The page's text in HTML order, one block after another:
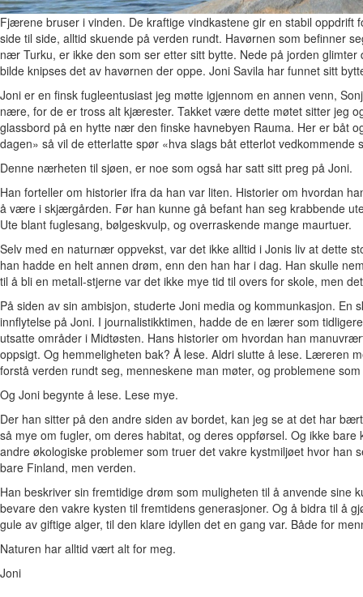
Fjærene bruser i vinden. De kraftige vindkastene gir en stabil oppdrift
side til side, alltid skuende på verden rundt. Havørnen som befinner
nær Turku, er ikke den som ser etter sitt bytte. Nede på jorden glimter
bilde knipses det av havørnen der oppe. Joni Savila har funnet sitt
Joni er en finsk fugleentusiast jeg møtte igjennom en annen venn,
nære, for de er tross alt kjærester. Takket være dette møtet sitter jeg
glassbord på en hytte nær den finske havnebyen Rauma. Her er båt
dagen» så vil de etterlatte spør «hva slags båt etterlot
Denne nærheten til sjøen, er noe som også har satt sitt preg på Joni.
Han forteller om historier ifra da han var liten. Historier om hvordan
å være i skjærgården. Før han kunne gå befant han seg krabbende
Ute blant fuglesang, bølgeskvulp, og overraskende mange maurtuer.
Selv med en naturnær oppvekst, var det ikke alltid i Jonis liv at dette
han hadde en helt annen drøm, enn den han har i dag. Han skulle
til å bli en metall-stjerne var det ikke mye tid til overs for skole, men
På siden av sin ambisjon, studerte Joni media og kommunkasjon. En
innflytelse på Joni. I journalistikktimen, hadde de en lærer som
utsatte områder i Midtøsten. Hans historier om hvordan han
oppsigt. Og hemmeligheten bak? Å lese. Aldri slutte å lese. Læreren
forstå verden rundt seg, menneskene man møter, og problemene
Og Joni begynte å lese. Lese mye.
Der han sitter på den andre siden av bordet, kan jeg se at det har
så mye om fugler, om deres habitat, og deres oppførsel. Og ikke
andre økologiske problemer som truer det vakre kystmiljøet hvor han
bare Finland, men verden.
Han beskriver sin fremtidige drøm som muligheten til å anvende sine
bevare den vakre kysten til fremtidens generasjoner. Og å bidra til å
gule av giftige alger, til den klare idyllen det en gang var. Både for
Naturen har alltid vært alt for meg.
Joni